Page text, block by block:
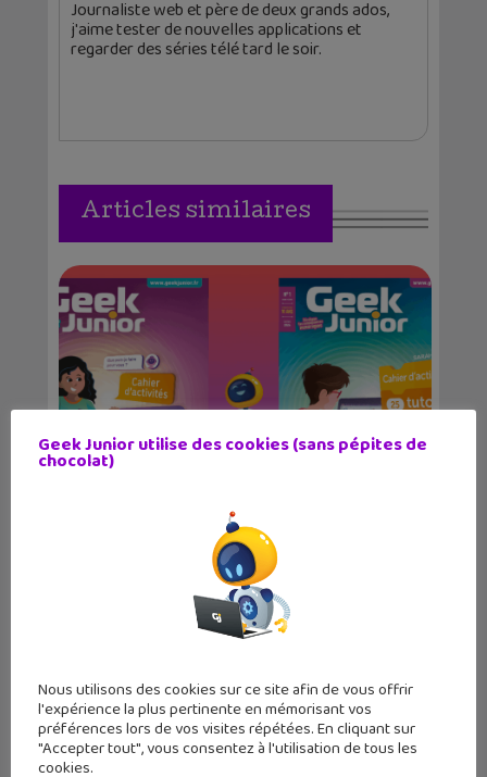
Journaliste web et père de deux grands ados,
j'aime tester de nouvelles applications et
regarder des séries télé tard le soir.
Articles similaires
Geek Junior utilise des cookies (sans pépites de
chocolat)
Nous utilisons des cookies sur ce site afin de vous offrir
l'expérience la plus pertinente en mémorisant vos
préférences lors de vos visites répétées. En cliquant sur
"Accepter tout", vous consentez à l'utilisation de tous les
cookies.